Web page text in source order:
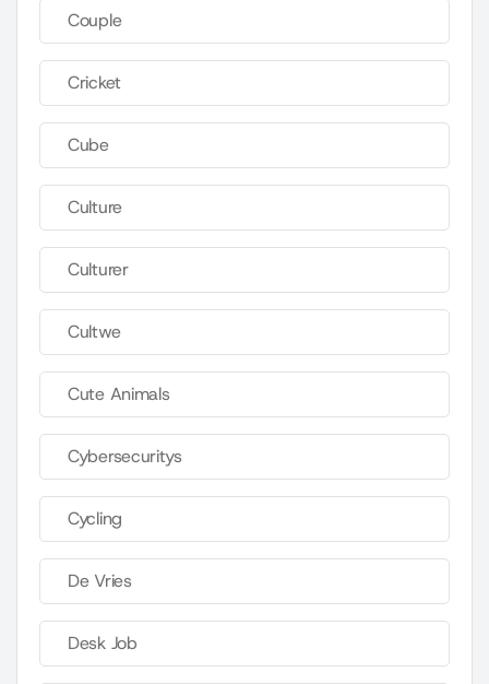
Couple
Cricket
Cube
Culture
Culturer
Cultwe
Cute Animals
Cybersecuritys
Cycling
De Vries
Desk Job